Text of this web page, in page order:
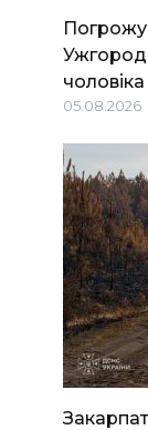
чоловіка
05.08.2026